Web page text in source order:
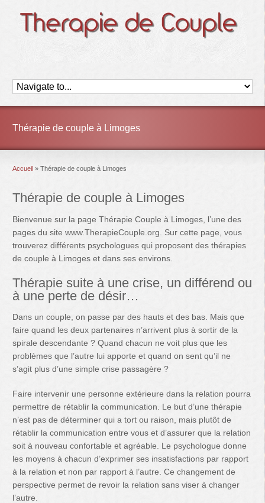
Thérapie de couple à Limoges
Accueil » Thérapie de couple à Limoges
Thérapie de couple à Limoges
Bienvenue sur la page Thérapie Couple à Limoges, l’une des
pages du site www.TherapieCouple.org. Sur cette page, vous
trouverez différents psychologues qui proposent des thérapies
de couple à Limoges et dans ses environs.
Thérapie suite à une crise, un différend ou
à une perte de désir…
Dans un couple, on passe par des hauts et des bas. Mais que
faire quand les deux partenaires n’arrivent plus à sortir de la
spirale descendante ? Quand chacun ne voit plus que les
problèmes que l’autre lui apporte et quand on sent qu’il ne
s’agit plus d’une simple crise passagère ?
Faire intervenir une personne extérieure dans la relation pourra
permettre de rétablir la communication. Le but d’une thérapie
n’est pas de déterminer qui a tort ou raison, mais plutôt de
rétablir la communication entre vous et d’assurer que la relation
soit à nouveau confortable et agréable. Le psychologue donne
les moyens à chacun d’exprimer ses insatisfactions par rapport
à la relation et non par rapport à l’autre. Ce changement de
perspective permet de revoir la relation sans viser à changer
l’autre.